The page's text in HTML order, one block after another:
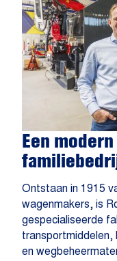
Een
Ontstaan in 1915
wagenmakers, is
gespecialiseerde
transportmiddelen,
en